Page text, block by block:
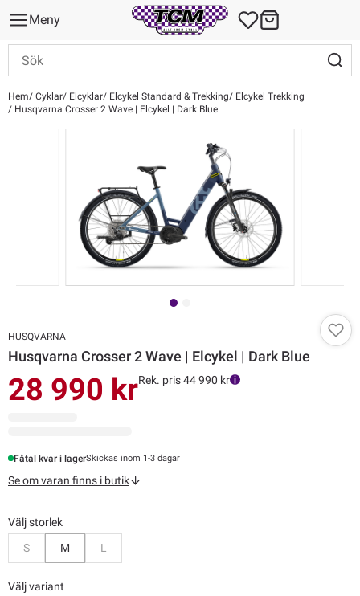
Meny
Hem Cyklar Elcyklar Elcykel Standard & Trekking
Elcykel Trekking
Husqvarna Crosser 2 Wave | Elcykel | Dark Blue
HUSQVARNA
Husqvarna Crosser 2 Wave | Elcykel | Dark Blue
28 990 krRek. pris 44 990 kr
Fåtal kvar i lagerSkickas inom 1-3 dagar
Se om varan finns i butik
Välj storlek
S
M L
Välj variant